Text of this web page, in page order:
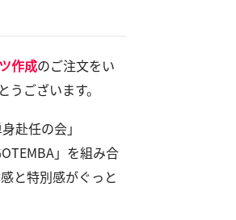
作成のご注文をい
ございます。
赴任の会」
」を組み合
と特別感がぐっと